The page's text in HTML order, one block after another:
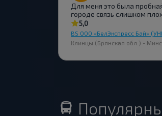
Для меня это была
городе связь слишком
5,0
BS ООО «БелЭкспресс Бай»
Клинцы (Брянская обл.) -